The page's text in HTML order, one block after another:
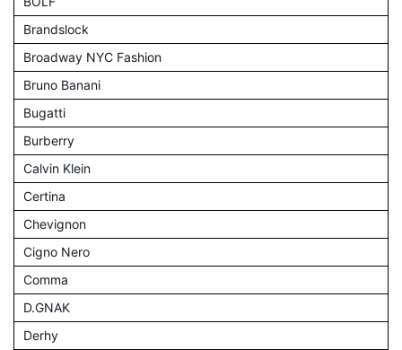
Brandslock
Broadway NYC Fashion
Bruno Banani
Bugatti
Burberry
Calvin Klein
Certina
Chevignon
Cigno Nero
Comma
D.GNAK
Derhy